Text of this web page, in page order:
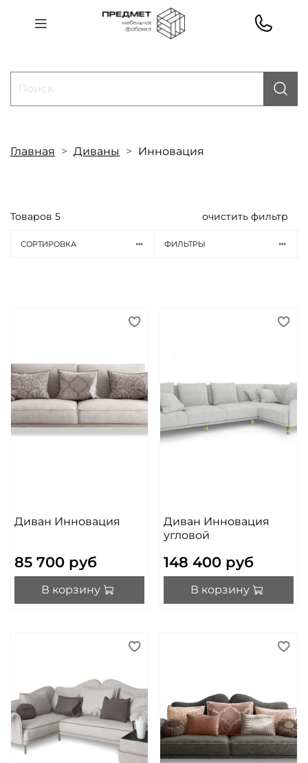
Главная Диваны Инновация
Товаров 5 очистить фильтр
СОРТИРОВКА ФИЛЬТРЫ
Диван Инновация
85 700 руб
В корзину
Диван Инновация
угловой
148 400 руб
В корзину